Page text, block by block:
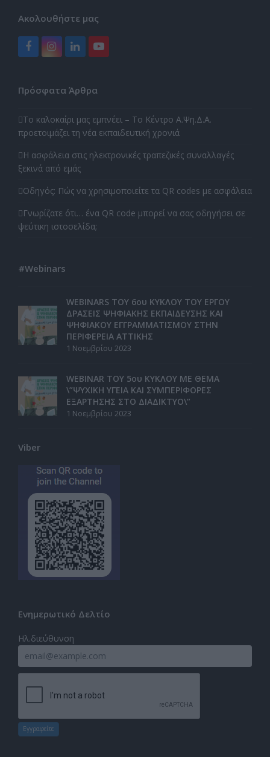
Ακολουθήστε μας
Facebook
Instagram
LinkedInYouTube
Πρόσφατα Άρθρα
Το καλοκαίρι μας εμπνέει – Το Κέντρο Α.Ψη.Δ.Α.
προετοιμάζει τη νέα εκπαιδευτική χρονιά
Η ασφάλεια στις ηλεκτρονικές τραπεζικές συναλλαγές
ξεκινά από εμάς
Οδηγός: Πώς να χρησιμοποιείτε τα QR codes με ασφάλεια
Γνωρίζατε ότι… ένα QR code μπορεί να σας οδηγήσει σε
ψεύτικη ιστοσελίδα;
#Webinars
WEBINARS ΤΟΥ 6ου ΚΥΚΛΟΥ ΤΟΥ ΕΡΓΟΥ
ΔΡΑΣΕΙΣ ΨΗΦΙΑΚΗΣ ΕΚΠΑΙΔΕΥΣΗΣ ΚΑΙ
ΨΗΦΙΑΚΟΥ ΕΓΓΡΑΜΜΑΤΙΣΜΟΥ ΣΤΗΝ
ΠΕΡΙΦΕΡΕΙΑ ΑΤΤΙΚΗΣ
1 Νοεμβρίου 2023
WEBINAR ΤΟΥ 5ου ΚΥΚΛΟΥ ΜΕ ΘΕΜΑ
\”ΨΥΧΙΚΗ ΥΓΕΙΑ ΚΑΙ ΣΥΜΠΕΡΙΦΟΡΕΣ
ΕΞΑΡΤΗΣΗΣ ΣΤΟ ΔΙΑΔΙΚΤΥΟ\”
1 Νοεμβρίου 2023
Viber
Ενημερωτικό Δελτίο
Ηλ.διεύθυνση
Εγγραφείτε